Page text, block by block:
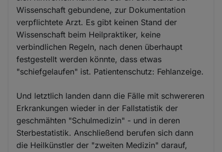
Wissenschaft gebundene, zur Dokumentation
verpflichtete Arzt. Es gibt keinen Stand der
Wissenschaft beim Heilpraktiker, keine
verbindlichen Regeln, nach denen überhaupt
festgestellt werden könnte, dass etwas
"schiefgelaufen" ist. Patientenschutz: Fehlanzeige.
Und letztlich landen dann die Fälle mit schwereren
Erkrankungen wieder in der Fallstatistik der
geschmähten "Schulmedizin" - und in deren
Sterbestatistik. Anschließend berufen sich dann
die Heilkünstler der "zweiten Medizin" darauf,